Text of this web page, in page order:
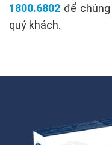
1800.6802 để
quý khách.